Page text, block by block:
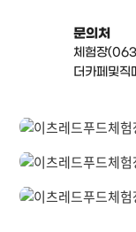
문의처
체험장
더카페및